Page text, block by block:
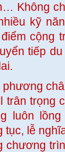
Không
kỹ
cộng
tiếp
trân trọng
luôn
tục, lễ
chương